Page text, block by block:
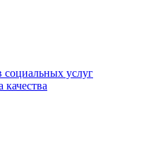
социальных услуг